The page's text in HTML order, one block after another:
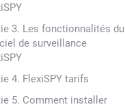
3. Les fonctionnalités du
de surveillance
4. FlexiSPY tarifs
5. Comment installer